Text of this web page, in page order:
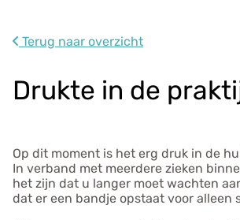
s
e
g
e
n
s
Terug naar overzicht
Drukte in de
Op dit moment is het erg druk in de
In verband met meerdere zieken
het zijn dat u langer moet wachten
dat er een bandje opstaat voor alleen